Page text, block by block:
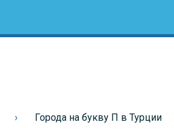
Города на букву П в Турции